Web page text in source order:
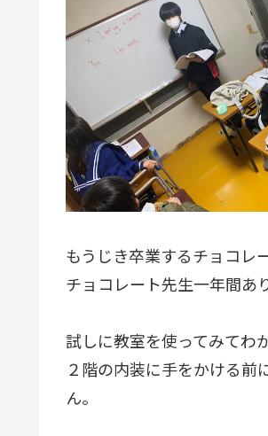
もうじき卒業するチョコレ
チョコレート先生一年間あ
試しに教室を使ってみてわ
２階の内装に手をかける前
ん。